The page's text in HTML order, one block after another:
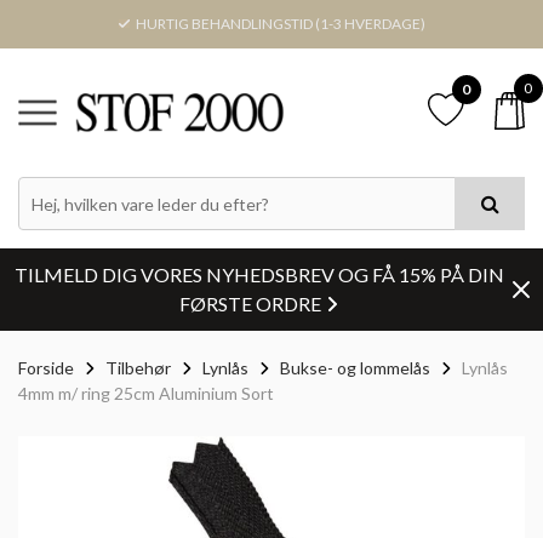
HURTIG BEHANDLINGSTID (1-3 HVERDAGE)
0 0
TILMELD DIG VORES NYHEDSBREV OG FÅ 15% PÅ DIN
FØRSTE ORDRE
Forside Tilbehør Lynlås Bukse- og lommelås
Lynlås
4mm m/ ring 25cm Aluminium Sort